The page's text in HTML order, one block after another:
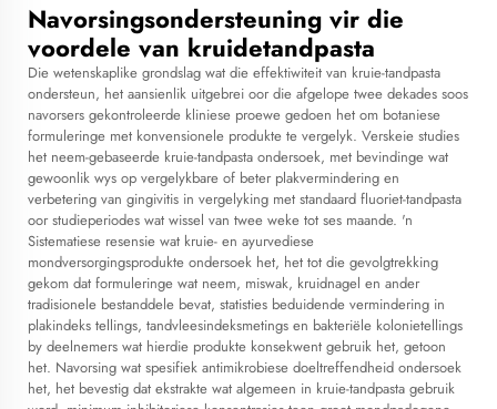
Navorsingsondersteuning vir die
voordele van kruidetandpasta
Die wetenskaplike grondslag wat die effektiwiteit van kruie-tandpasta
ondersteun, het aansienlik uitgebrei oor die afgelope twee dekades soos
navorsers gekontroleerde kliniese proewe gedoen het om botaniese
formuleringe met konvensionele produkte te vergelyk. Verskeie studies
het neem-gebaseerde kruie-tandpasta ondersoek, met bevindinge wat
gewoonlik wys op vergelykbare of beter plakvermindering en
verbetering van gingivitis in vergelyking met standaard fluoriet-tandpasta
oor studieperiodes wat wissel van twee weke tot ses maande. 'n
Sistematiese resensie wat kruie- en ayurvediese
mondversorgingsprodukte ondersoek het, het tot die gevolgtrekking
gekom dat formuleringe wat neem, miswak, kruidnagel en ander
tradisionele bestanddele bevat, statisties beduidende vermindering in
plakindeks tellings, tandvleesindeksmetings en bakteriële kolonietellings
by deelnemers wat hierdie produkte konsekwent gebruik het, getoon
het. Navorsing wat spesifiek antimikrobiese doeltreffendheid ondersoek
het, het bevestig dat ekstrakte wat algemeen in kruie-tandpasta gebruik